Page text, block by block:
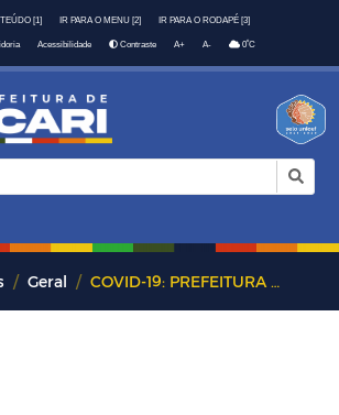
[1] IR PARA O MENU [2] IR PARA O RODAPÉ [3]
Acessibilidade Contraste A+ A- 0ºC
Geral COVID-19: PREFEITURA DE ACARI VACINOU 22 CRIANÇAS DE 05 ANOS NESTA QUARTA-FEIRA (26)